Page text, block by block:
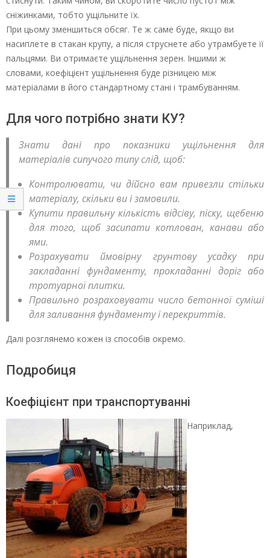
сніжинками, тобто ущільните їх.
При цьому зменшиться обсяг. Те ж саме буде, якщо ви
насиплете в стакан крупу, а після струснете або утрамбуете її
пальцями. Ви отримаєте ущільнення зерен. Іншими ж
словами, коефіцієнт ущільнення буде різницею між
матеріалами в його стандартному стані і трамбуванням.
Для чого потрібно знати КУ?
Знати дані про показники ущільнення для
матеріалів сипучого типу слід, щоб:
Контролювати, чи дійсно вам привезли стільки
матеріалу, скільки ви і замовили.
Купити правильну кількість відсіву, піску, щебеню
для того, щоб засипати котлован, канави або
ями.
Розрахувати ймовірну грунтову усадку при
закладанні фундаменту, прокладанні доріг або
тротуарної плитки.
Правильно розраховувати число бетонної суміші
для заливання фундаменту і перекриттів.
Далі розглянемо кожен із способів окремо.
Подробиця
Коефіцієнт при транспортуванні
Наприклад,